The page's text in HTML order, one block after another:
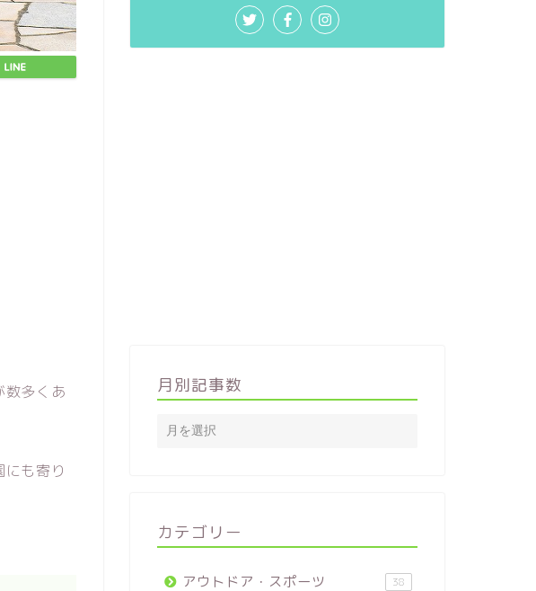
多くあ
も寄り
月別記事数
カテゴリー
アウトドア・スポーツ 38